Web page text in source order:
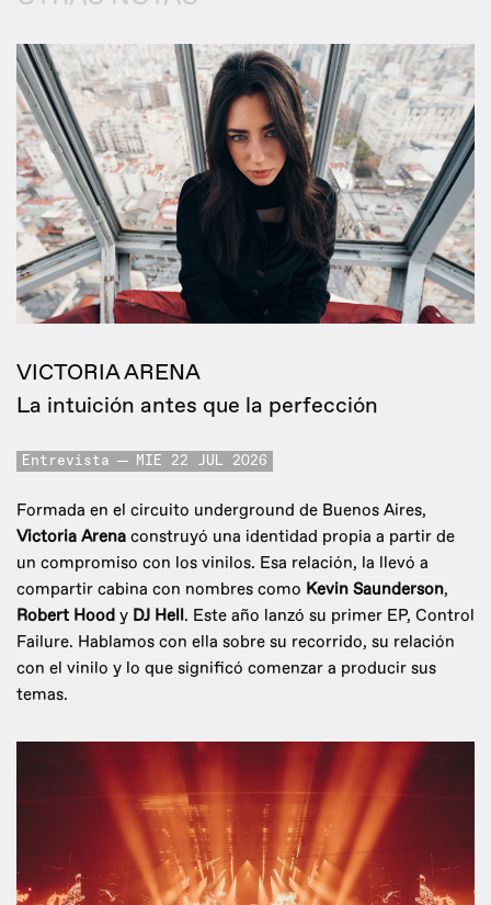
VICTORIA ARENA
La intuición antes que la perfección
Entrevista MIE 22 JUL 2026
Formada en el circuito underground de Buenos Aires,
Victoria Arena construyó una identidad propia a partir de
un compromiso con los vinilos. Esa relación, la llevó a
compartir cabina con nombres como Kevin Saunderson,
Robert Hood y DJ Hell. Este año lanzó su primer EP, Control
Failure. Hablamos con ella sobre su recorrido, su relación
con el vinilo y lo que significó comenzar a producir sus
temas.